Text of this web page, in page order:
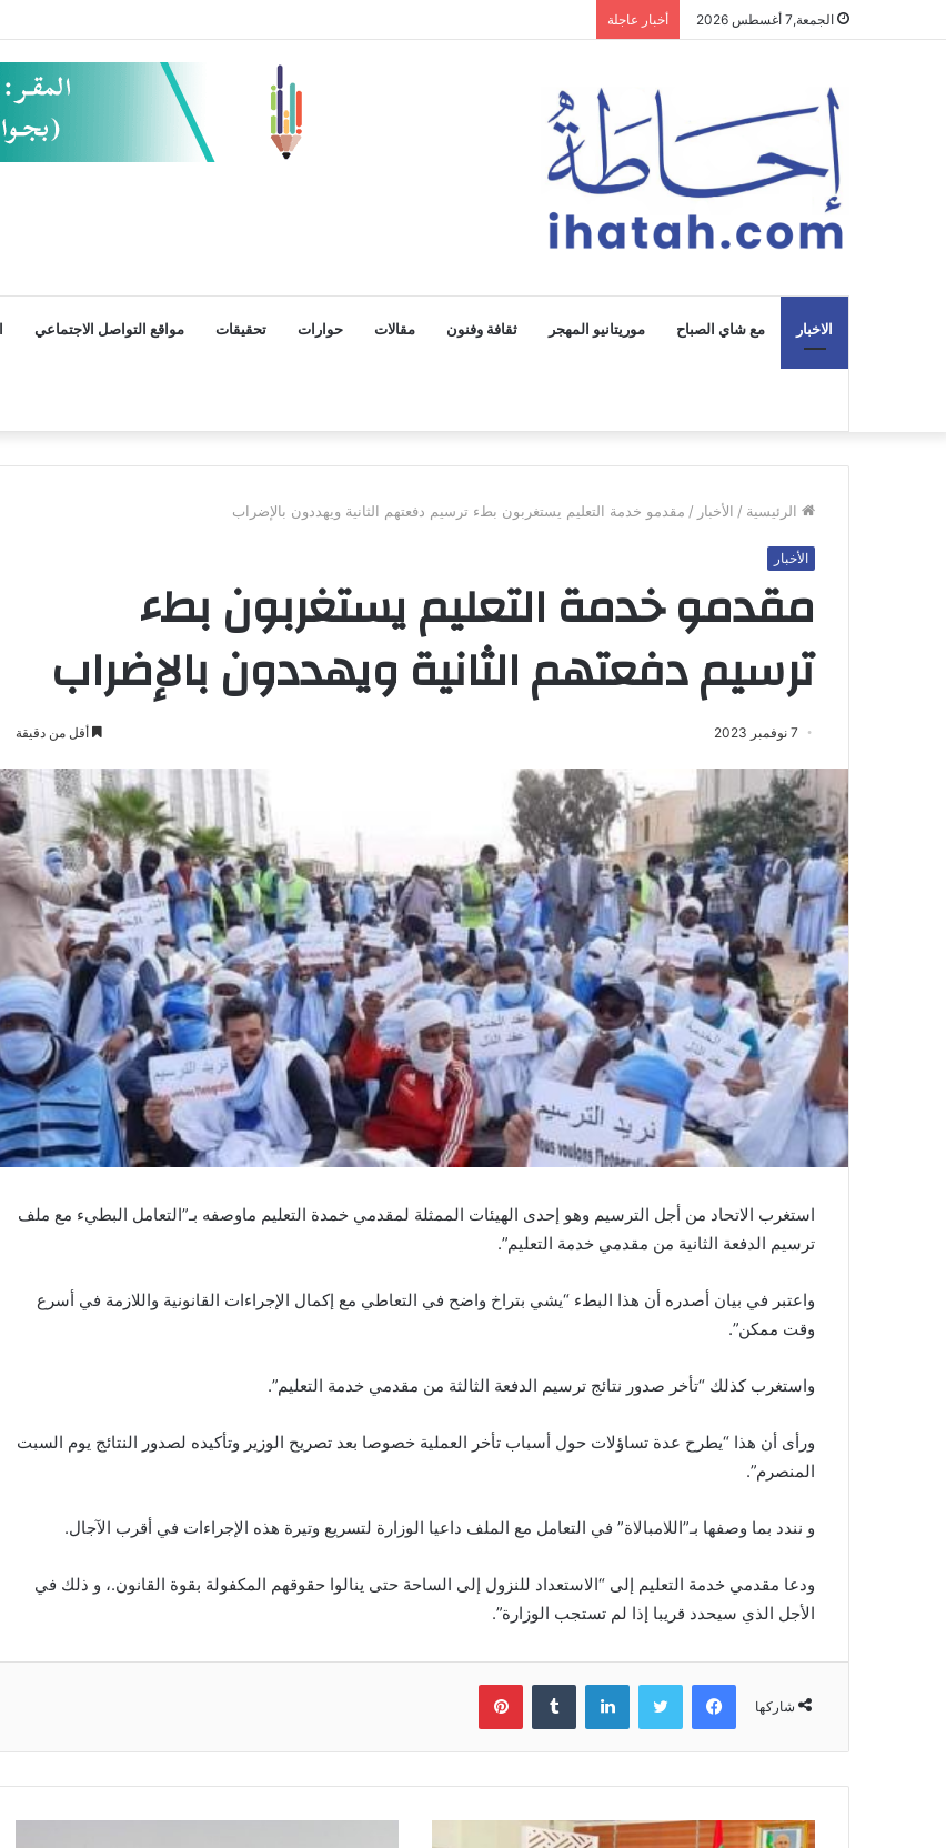
الجمعة,7 أغسطس 2026 أخبار عاجلة
الاخبار مع شاي الصباح موريتانيو المهجر ثقافة وفنون مقالات حوارات تحقيقات مواقع التواصل الاجتماعي
الرئيسية / الأخبار / مقدمو خدمة التعليم يستغربون بطء ترسيم دفعتهم الثانية ويهددون بالإضراب
الأخبار
مقدمو خدمة التعليم يستغربون بطء
ترسيم دفعتهم الثانية ويهددون بالإضراب
7 نوفمبر 2023 أقل من دقيقة
استغرب الاتحاد من أجل الترسيم وهو إحدى الهيئات الممثلة لمقدمي خمدة التعليم ماوصفه بـ”التعامل البطيء مع ملف
ترسيم الدفعة الثانية من مقدمي خدمة التعليم”.
واعتبر في بيان أصدره أن هذا البطء “يشي بتراخ واضح في التعاطي مع إكمال الإجراءات القانونية واللازمة في أسرع
وقت ممكن”.
واستغرب كذلك “تأخر صدور نتائج ترسيم الدفعة الثالثة من مقدمي خدمة التعليم”.
ورأى أن هذا “يطرح عدة تساؤلات حول أسباب تأخر العملية خصوصا بعد تصريح الوزير وتأكيده لصدور النتائج يوم السبت
المنصرم”.
و نندد بما وصفها بـ”اللامبالاة” في التعامل مع الملف داعيا الوزارة لتسريع وتيرة هذه الإجراءات في أقرب الآجال.
ودعا مقدمي خدمة التعليم إلى “الاستعداد للنزول إلى الساحة حتى ينالوا حقوقهم المكفولة بقوة القانون.، و ذلك في
الأجل الذي سيحدد قريبا إذا لم تستجب الوزارة”.
شاركها
فيسبوك تويتر لينكدإن بينتيريست